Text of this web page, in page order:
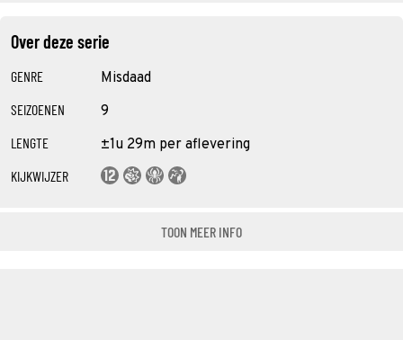
Over deze serie
GENRE Misdaad
SEIZOENEN 9
LENGTE ±1u 29m per aflevering
KIJKWIJZER
TOON MEER INFO